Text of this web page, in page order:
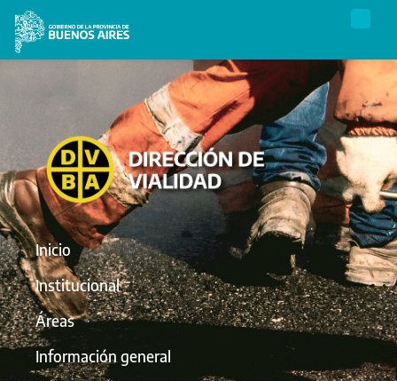
Inicio
Institucional
Áreas
Información general